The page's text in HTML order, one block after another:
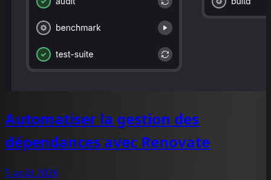
Automatiser la gestion des
dépendances avec Renovate
5 août 2026